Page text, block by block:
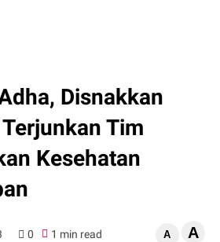
Disnakkan
Tim
Kesehatan
0 1 min read A A